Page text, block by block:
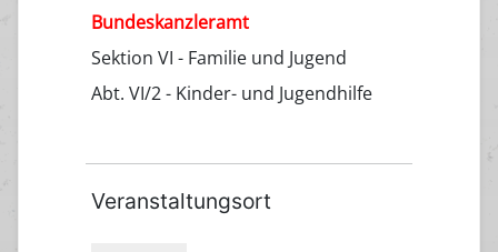
Bundeskanzleramt
Sektion VI - Familie und Jugend
Abt. VI/2 - Kinder- und Jugendhilfe
Veranstaltungsort